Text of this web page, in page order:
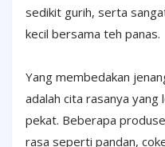
sedikit gurih, serta
kecil bersama teh panas.
Yang membedakan
adalah cita rasanya
pekat. Beberapa
rasa seperti pandan,